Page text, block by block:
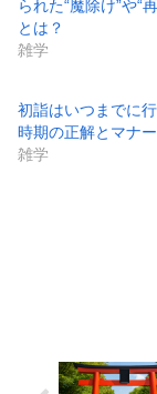
られた“魔除け”や“
とは？
雑学
初詣はいつまでに
時期の正解とマナー
雑学